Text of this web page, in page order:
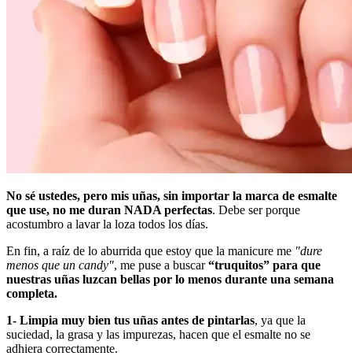
No sé ustedes, pero mis uñas, sin importar la marca de esmalte
que use, no me duran NADA perfectas. Debe ser porque
acostumbro a lavar la loza todos los días.
En fin, a raíz de lo aburrida que estoy que la manicure me "dure
menos que un candy", me puse a buscar“truquitos” para que
nuestras uñas luzcan bellas por lo menos durante una semana
completa.
1- Limpia muy bien tus uñas antes de pintarlas, ya que la
suciedad, la grasa y las impurezas, hacen que el esmalte no se
adhiera correctamente.